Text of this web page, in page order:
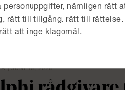
rådgivare
av Kvadra
| JUNI 15, 2026
personuppgifter, nämligen rätt
rätt till tillgång, rätt till
att inge klagomål.